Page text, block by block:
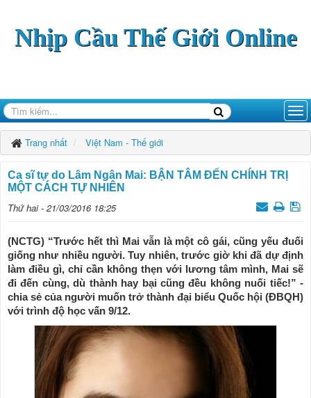
Nhịp Cầu Thế Giới Online
Trang nhất Việt Nam - Thế giới
Ca sĩ tự do Lâm Ngân Mai: BẬN TÂM ĐẾN CHÍNH TRỊ
MỘT CÁCH TỰ NHIÊN
Thứ hai - 21/03/2016 18:25
(NCTG) “Trước hết thì Mai vẫn là một cô gái, cũng yếu đuối
giống như nhiều người. Tuy nhiên, trước giờ khi đã dự định
làm điều gì, chỉ cần không thẹn với lương tâm mình, Mai sẽ
đi đến cùng, dù thành hay bại cũng đều không nuối tiếc!” -
chia sẻ của người muốn trở thành đại biểu Quốc hội (ĐBQH)
với trình độ học vấn 9/12.